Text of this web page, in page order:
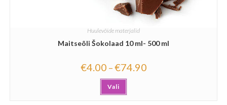
Huulevõide materjalid
Maitseõli Šokolaad 10 ml- 500 ml
€4.00 –€74.90
Vali